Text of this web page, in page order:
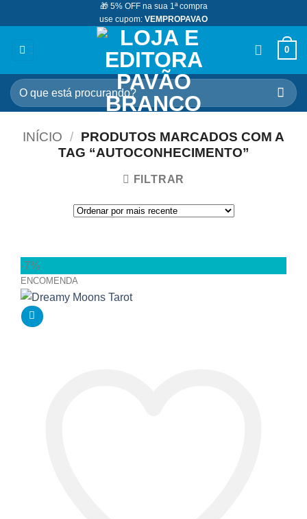
to
🎁 5% OFF na sua 1ª compra
use cupom: VEMPROPAVAO
0
Pesquisar
por:
INÍCIO / PRODUTOS MARCADOS COM A
TAG “AUTOCONHECIMENTO”
FILTRAR
-7%
ENCOMENDA